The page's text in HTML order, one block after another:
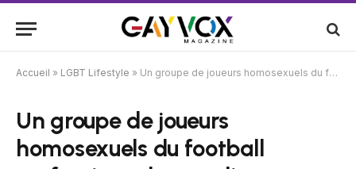
Accueil » LGBT Lifestyle » Un groupe de joueurs homosexuels du football professionnel masculin va se manifester, déclare l’ancien footballeur Marcus Urban
Un groupe de joueurs
homosexuels du football